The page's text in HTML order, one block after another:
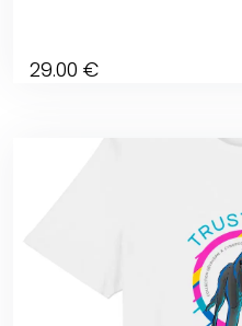
29.00 €